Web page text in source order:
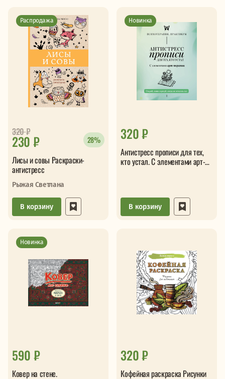
Распродажа
230 ₽
320₽
28%
Лисы и совы Раскраски-
антистресс
Рыжая Светлана
В корзину
Новинка
320 ₽
Антистресс прописи для тех,
кто устал. С элементами арт-
В корзину
Новинка
590 ₽
Ковер на стене.
320 ₽
Кофейная раскраска Рисунки